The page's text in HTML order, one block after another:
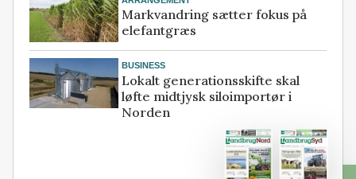
Markvandring sætter fokus på
elefantgræs
BUSINESS
Lokalt generationsskifte skal
løfte midtjysk siloimportør i
Norden